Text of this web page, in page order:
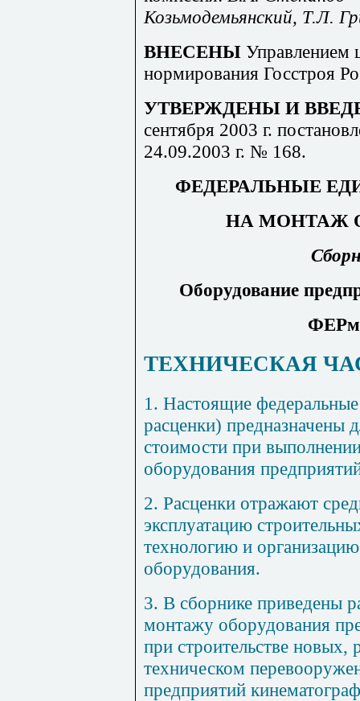
Козьмодемьянский, Т.Л.
ВНЕСЕНЫ Управлением
нормирования Госстроя
УТВЕРЖДЕНЫ И
сентября 2003 г.
24.09.2003 г. № 168.
ФЕДЕРАЛЬНЫЕ
НА МОНТАЖ
Оборудование
ТЕХНИЧЕСКАЯ
1. Настоящие
расценки) предназначены
стоимости при
оборудования
2. Расценки отражают
эксплуатацию
технологию и
оборудования.
3. В сборнике приведены
монтажу оборудования
при строительстве
техническом
предприятий